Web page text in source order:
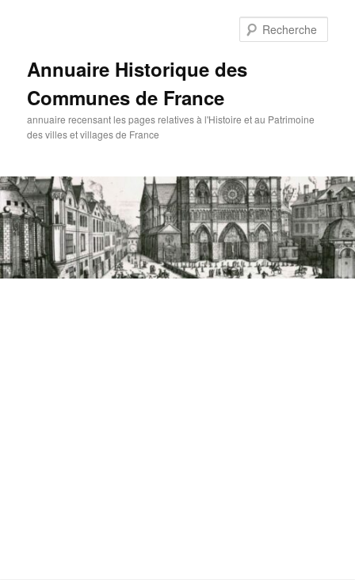
Annuaire Historique des
Communes de France
annuaire recensant les pages relatives à l'Histoire et au Patrimoine
des villes et villages de France